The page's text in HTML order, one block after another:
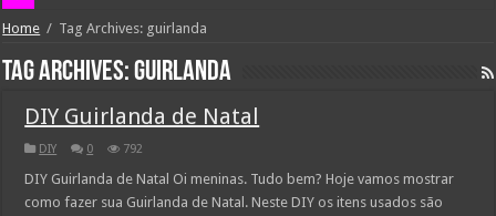
Home / Tag Archives: guirlanda
Tag Archives:guirlanda
DIY Guirlanda de Natal
DIY 0 792
DIY Guirlanda de Natal Oi meninas. Tudo bem? Hoje vamos mostrar
como fazer sua Guirlanda de Natal. Neste DIY os itens usados são